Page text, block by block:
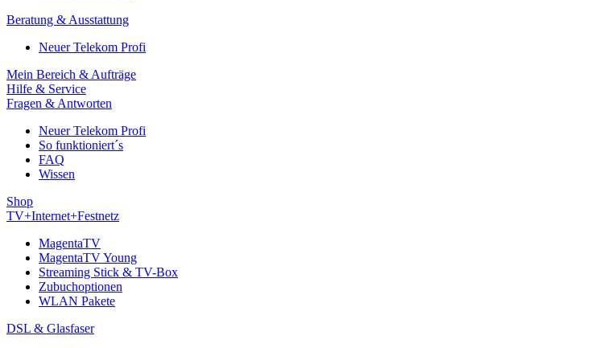
Beratung & Ausstattung
Neuer Telekom Profi
Mein Bereich & Aufträge
Hilfe & Service
Fragen & Antworten
Neuer Telekom Profi
So funktioniert´s
FAQ
Wissen
Shop
TV+Internet+Festnetz
MagentaTV
MagentaTV Young
Streaming Stick & TV-Box
Zubuchoptionen
WLAN Pakete
DSL & Glasfaser